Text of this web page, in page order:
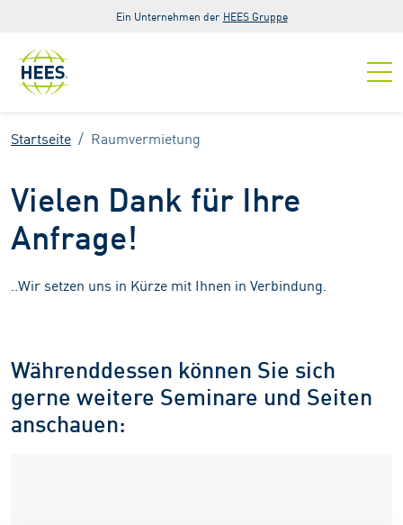
Zur Hauptnavigation springen
Zum Hauptinhalt springen
Zur Fußzeile der Seite springen
Ein Unternehmen der HEES Gruppe
Startseite Raumvermietung
Vielen Dank für Ihre
Anfrage!
..Wir setzen uns in Kürze mit Ihnen in Verbindung.
Währenddessen können Sie sich
gerne weitere Seminare und Seiten
anschauen: